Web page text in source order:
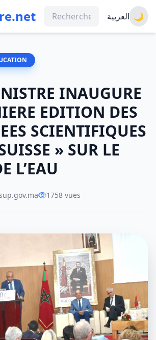
العربية 🌙
INAUGURE
EDITION DES
SCIENTIFIQUES
» SUR LE
L’EAU
1758 vues